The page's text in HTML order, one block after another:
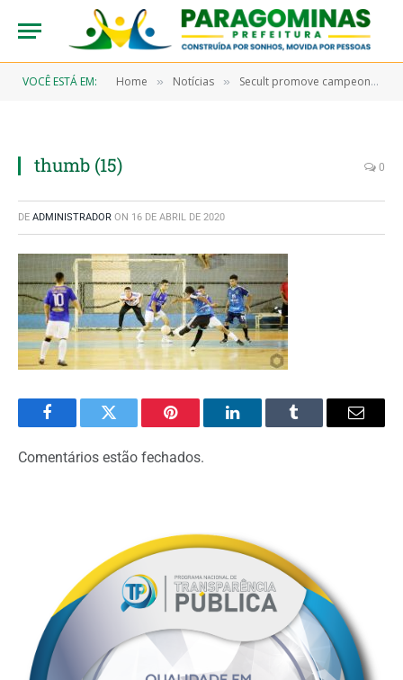
VOCÊ ESTÁ EM: Home » Notícias » Secult promove campeonato adulto de futsal no Ginásio de Esportes
thumb (15) 0
DE ADMINISTRADOR ON 16 DE ABRIL DE 2020
FacebookTwitter Pinterest LinkedInTumblr Email
Comentários estão fechados.